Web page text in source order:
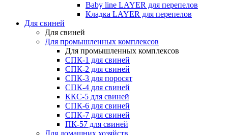
Baby line LAYER для перепелов
Кладка LAYER для перепелов
Для свиней
Для свиней
Для промышленных комплексов
Для промышленных комплексов
СПК-1 для свиней
СПК-2 для свиней
СПК-3 для поросят
СПК-4 для свиней
ККС-5 для свиней
СПК-6 для свиней
СПК-7 для свиней
ПК-57 для свиней
Для домашних хозяйств